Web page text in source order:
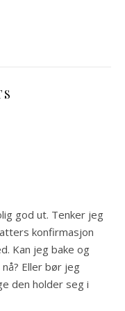
god ut. Tenker jeg
konfirmasjon
Kan jeg bake og
Eller bør jeg
den holder seg i